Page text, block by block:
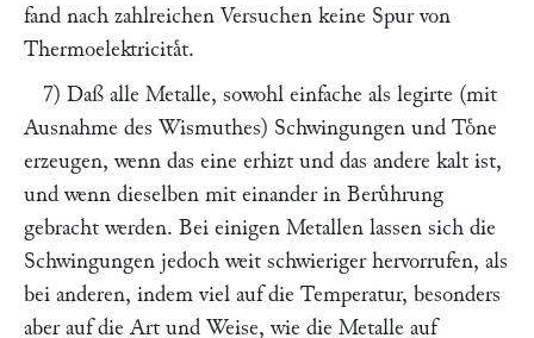
fand nach zahlreichen Versuchen keine Spur von
Thermoelektricitaͤt.
7) Daß alle Metalle, sowohl einfache als legirte (mit
Ausnahme des Wismuthes) Schwingungen und Toͤne
erzeugen, wenn das eine erhizt und das andere kalt ist,
und wenn dieselben mit einander in Beruͤhrung
gebracht werden. Bei einigen Metallen lassen sich die
Schwingungen jedoch weit schwieriger hervorrufen, als
bei anderen, indem viel auf die Temperatur, besonders
aber auf die Art und Weise, wie die Metalle auf